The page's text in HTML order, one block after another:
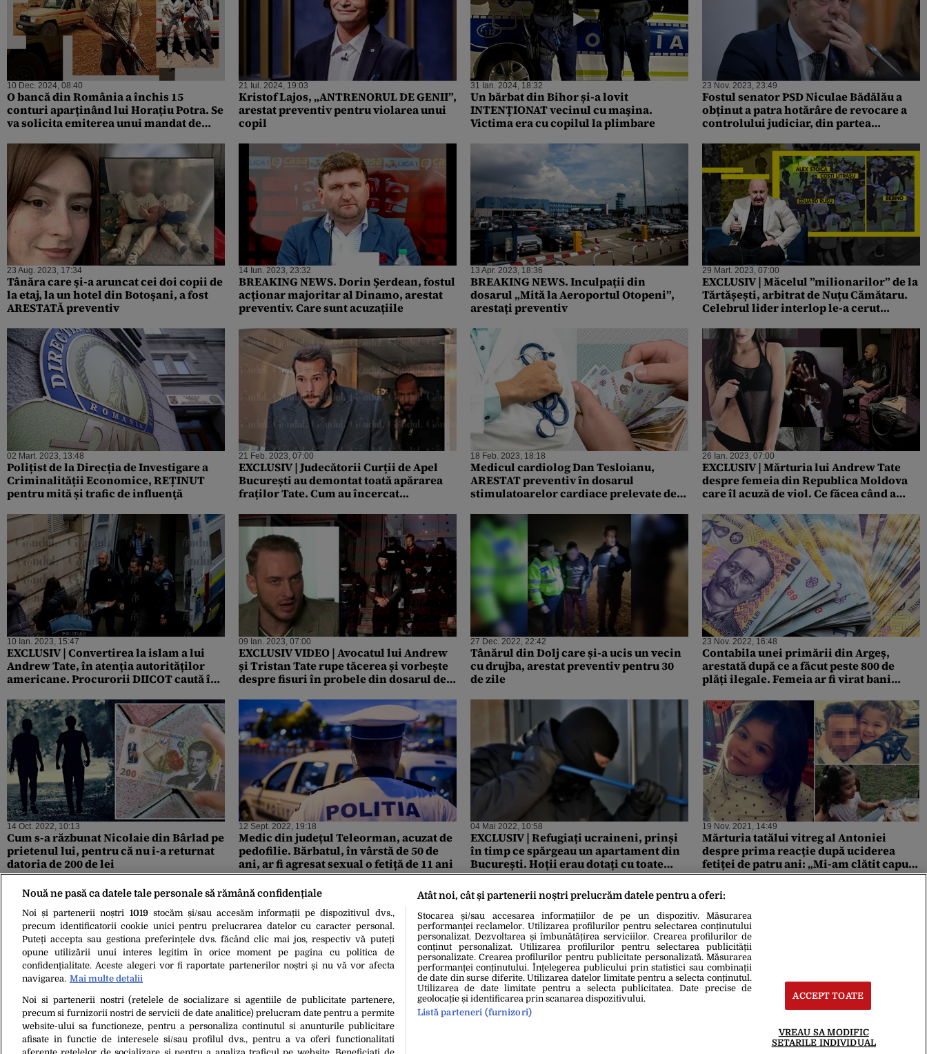
10 Dec. 2024, 08:40
O bancă din România a închis 15
conturi aparținând lui Horațiu Potra. Se
va solicita emiterea unui mandat de
21 Iul. 2024, 19:03
Kristof Lajos, „ANTRENORUL DE GENII”,
arestat preventiv pentru violarea unui
copil
31 Ian. 2024, 18:32
Un bărbat din Bihor și-a lovit
INTENȚIONAT vecinul cu maşina.
Victima era cu copilul la plimbare
23 Nov. 2023, 23:49
Fostul senator PSD Niculae Bădălău a
obținut a patra hotărâre de revocare a
controlului judiciar, din partea
23 Aug. 2023, 17:34
Tânăra care şi-a aruncat cei doi copii de
la etaj, la un hotel din Botoşani, a fost
ARESTATĂ preventiv
14 Iun. 2023, 23:32
BREAKING NEWS. Dorin Şerdean, fostul
acționar majoritar al Dinamo, arestat
preventiv. Care sunt acuzațiile
13 Apr. 2023, 18:36
BREAKING NEWS. Inculpații din
dosarul „Mită la Aeroportul Otopeni”,
arestați preventiv
29 Mart. 2023, 07:00
EXCLUSIV | Măcelul ”milionarilor” de la
Tărtășești, arbitrat de Nuțu Cămătaru.
Celebrul lider interlop le-a cerut
02 Mart. 2023, 13:48
Polițist de la Direcția de Investigare a
Criminalității Economice, REȚINUT
pentru mită și trafic de influenţă
21 Feb. 2023, 07:00
EXCLUSIV | Judecătorii Curții de Apel
București au demontat toată apărarea
fraților Tate. Cum au încercat
18 Feb. 2023, 18:18
Medicul cardiolog Dan Tesloianu,
ARESTAT preventiv în dosarul
stimulatoarelor cardiace prelevate de
ignorat RISCUL de a provoca
pacienţilor probleme medicale grave
sau chiar decesul
26 Ian. 2023, 07:00
EXCLUSIV | Mărturia lui Andrew Tate
despre femeia din Republica Moldova
care îl acuză de viol. Ce făcea când a
sute de mii de euro. ”Voia să devină
celebră pe TikTok”
10 Ian. 2023, 15:47
EXCLUSIV | Convertirea la islam a lui
Andrew Tate, în atenția autorităților
americane. Procurorii DIICOT caută în
pus banii la adăpost
09 Ian. 2023, 07:00
EXCLUSIV VIDEO | Avocatul lui Andrew
și Tristan Tate rupe tăcerea și vorbește
despre fisuri în probele din dosarul de
Parchetului confruntarea victimelor cu
inculpații”. Dezvăluirea bombă a lui
Eugen Vidineac: ”Nu sunt căsătoriți, dar
au copii în România”
27 Dec. 2022, 22:42
Tânărul din Dolj care și-a ucis un vecin
cu drujba, arestat preventiv pentru 30
de zile
23 Nov. 2022, 16:48
Contabila unei primării din Argeș,
arestată după ce a făcut peste 800 de
plăți ilegale. Femeia ar fi virat bani
rate ale rudelor
14 Oct. 2022, 10:13
Cum s-a răzbunat Nicolaie din Bârlad pe
prietenul lui, pentru că nu i-a returnat
datoria de 200 de lei
12 Sept. 2022, 19:18
Medic din județul Teleorman, acuzat de
pedofilie. Bărbatul, în vârstă de 50 de
ani, ar fi agresat sexual o fetiță de 11 ani
04 Mai 2022, 10:58
EXCLUSIV | Refugiați ucraineni, prinși
în timp ce spărgeau un apartament din
București. Hoții erau dotați cu toate
sculele necesare
19 Nov. 2021, 14:49
Mărturia tatălui vitreg al Antoniei
despre prima reacție după uciderea
fetiței de patru ani: „Mi-am clătit capul
cu apă rece și urlam că vreau să mă
sinucid”
05 Nov. 2021, 17:48
Răsturnare de situație în cazul
cardiologului care a luat mită 10.000 de
lei de la o pacientă. A ajuns din arest la
Nouă ne pasă ca datele tale personale să rămână confidențiale
Noi și partenerii noștri 1019stocăm și/sau accesăm informații pe dispozitivul dvs.,
precum identificatorii cookie unici pentru prelucrarea datelor cu caracter personal.
Puteți accepta sau gestiona preferințele dvs. făcând clic mai jos, respectiv vă puteți
opune utilizării unui interes legitim în orice moment pe pagina cu politica de
confidențialitate. Aceste alegeri vor fi raportate partenerilor noștri și nu vă vor afecta
navigarea. Mai multe detalii
Noi si partenerii nostri (retelele de socializare si agentiile de publicitate partenere,
precum si furnizorii nostri de servicii de date analitice) prelucram date pentru a permite
website-ului sa functioneze, pentru a personaliza continutul si anunturile publicitare
afisate in functie de interesele si/sau profilul dvs., pentru a va oferi functionalitati
Atât noi, cât și partenerii noștri prelucrăm datele pentru a oferi:
Stocarea și/sau accesarea informațiilor de pe un dispozitiv. Măsurarea
performanței reclamelor. Utilizarea profilurilor pentru selectarea conținutului
personalizat. Dezvoltarea și îmbunătățirea serviciilor. Crearea profilurilor de
conținut personalizat. Utilizarea profilurilor pentru selectarea publicității
personalizate. Crearea profilurilor pentru publicitate personalizată. Măsurarea
performanței conținutului. Înțelegerea publicului prin statistici sau combinații
de date din surse diferite. Utilizarea datelor limitate pentru a selecta conținutul.
Utilizarea de date limitate pentru a selecta publicitatea. Date precise de
geolocație și identificarea prin scanarea dispozitivului.
Listă parteneri (furnizori)
ACCEPT TOATE
VREAU SA MODIFIC
SETARILE INDIVIDUAL